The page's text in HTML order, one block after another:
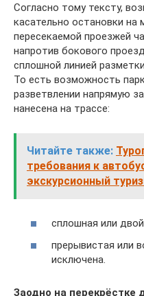
Согласно тому тексту,
касательно остановки
пересекаемой проезжей
напротив бокового
сплошной линией
То есть возможность
разветвлении напрямую
нанесена на трассе:
Читайте также:
требования к
экскурсионный
сплошная или
прерывистая или
исключена.
Заодно на